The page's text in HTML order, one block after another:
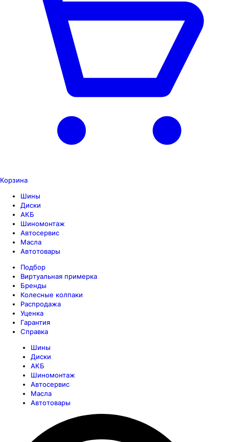
Корзина
Шины
Диски
АКБ
Шиномонтаж
Автосервис
Масла
Автотовары
Подбор
Виртуальная примерка
Бренды
Колесные колпаки
Распродажа
Уценка
Гарантия
Справка
Шины
Диски
АКБ
Шиномонтаж
Автосервис
Масла
Автотовары